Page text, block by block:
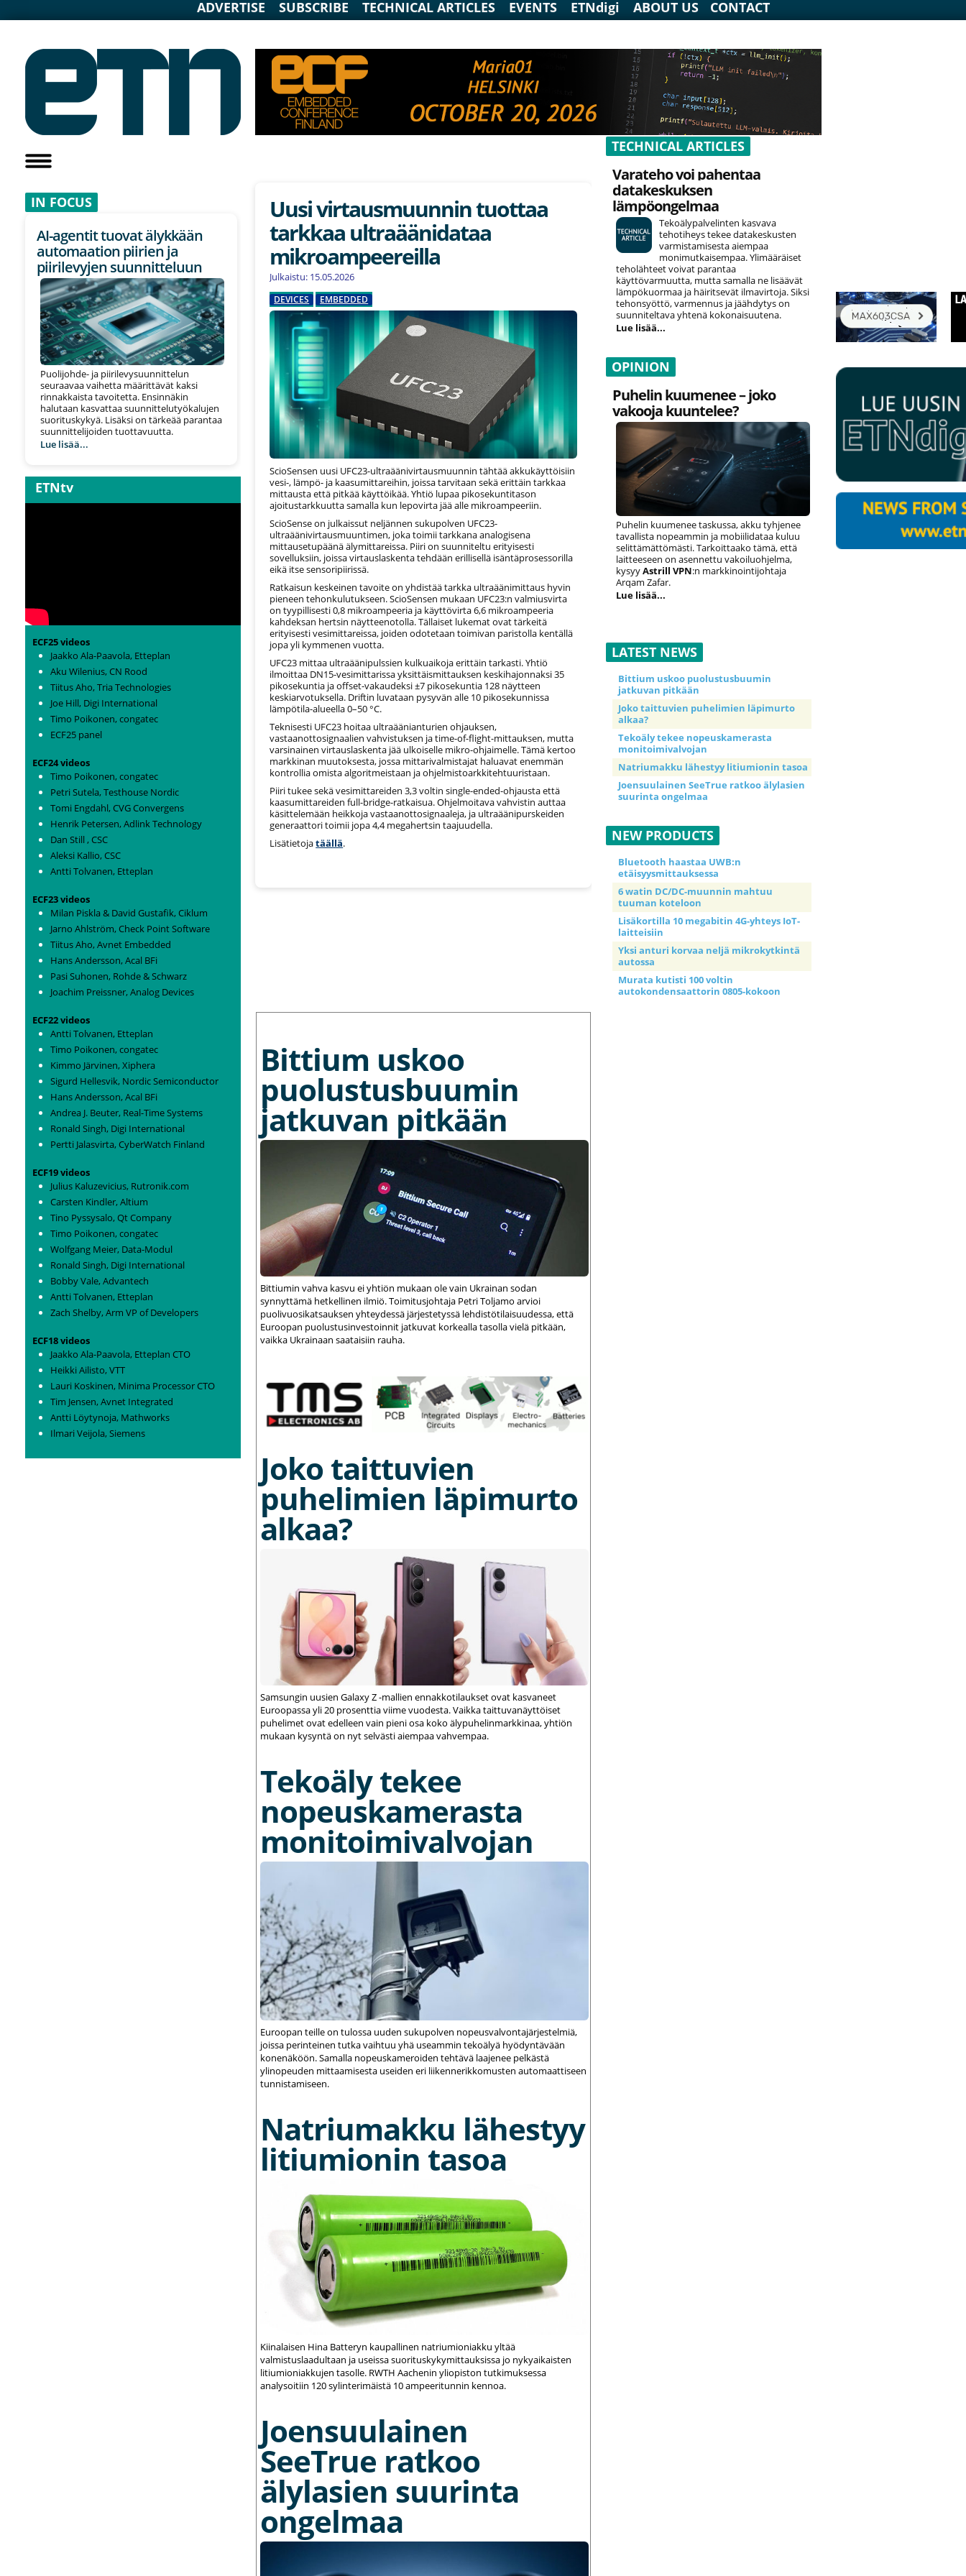
ADVERTISE SUBSCRIBE TECHNICAL ARTICLES EVENTS ETNdigi ABOUT US CONTACT
IN FOCUS
AI-agentit tuovat älykkään
automaation piirien ja
piirilevyjen suunnitteluun
Puolijohde- ja piirilevysuunnittelun
seuraavaa vaihetta määrittävät kaksi
rinnakkaista tavoitetta. Ensinnäkin
halutaan kasvattaa suunnittelutyökalujen
suorituskykyä. Lisäksi on tärkeää parantaa
suunnittelijoiden tuottavuutta.
Lue lisää...
ETNtv
ECF25 videos
Jaakko Ala-Paavola, Etteplan
Aku Wilenius, CN Rood
Tiitus Aho, Tria Technologies
Joe Hill, Digi International
Timo Poikonen, congatec
ECF25 panel
ECF24 videos
Timo Poikonen, congatec
Petri Sutela, Testhouse Nordic
Tomi Engdahl, CVG Convergens
Henrik Petersen, Adlink Technology
Dan Still , CSC
Aleksi Kallio, CSC
Antti Tolvanen, Etteplan
ECF23 videos
Milan Piskla & David Gustafik, Ciklum
Jarno Ahlström, Check Point Software
Tiitus Aho, Avnet Embedded
Hans Andersson, Acal BFi
Pasi Suhonen, Rohde & Schwarz
Joachim Preissner, Analog Devices
ECF22 videos
Antti Tolvanen, Etteplan
Timo Poikonen, congatec
Kimmo Järvinen, Xiphera
Sigurd Hellesvik, Nordic Semiconductor
Hans Andersson, Acal BFi
Andrea J. Beuter, Real-Time Systems
Ronald Singh, Digi International
Pertti Jalasvirta, CyberWatch Finland
ECF19 videos
Julius Kaluzevicius, Rutronik.com
Carsten Kindler, Altium
Tino Pyssysalo, Qt Company
Timo Poikonen, congatec
Wolfgang Meier, Data-Modul
Ronald Singh, Digi International
Bobby Vale, Advantech
Antti Tolvanen, Etteplan
Zach Shelby, Arm VP of Developers
ECF18 videos
Jaakko Ala-Paavola, Etteplan CTO
Heikki Ailisto, VTT
Lauri Koskinen, Minima Processor CTO
Tim Jensen, Avnet Integrated
Antti Löytynoja, Mathworks
Ilmari Veijola, Siemens
Uusi virtausmuunnin tuottaa
tarkkaa ultraäänidataa
mikroampeereilla
Julkaistu: 15.05.2026
DEVICES EMBEDDED
ScioSensen uusi UFC23-ultraäänivirtausmuunnin tähtää akkukäyttöisiin
vesi-, lämpö- ja kaasumittareihin, joissa tarvitaan sekä erittäin tarkkaa
mittausta että pitkää käyttöikää. Yhtiö lupaa pikosekuntitason
ajoitustarkkuutta samalla kun lepovirta jää alle mikroampeeriin.
ScioSense on julkaissut neljännen sukupolven UFC23-
ultraäänivirtausmuuntimen, joka toimii tarkkana analogisena
mittausetupäänä älymittareissa. Piiri on suunniteltu erityisesti
sovelluksiin, joissa virtauslaskenta tehdään erillisellä isäntäprosessorilla
eikä itse sensoripiirissä.
Ratkaisun keskeinen tavoite on yhdistää tarkka ultraäänimittaus hyvin
pieneen tehonkulutukseen. ScioSensen mukaan UFC23:n valmiusvirta
on tyypillisesti 0,8 mikroampeeria ja käyttövirta 6,6 mikroampeeria
kahdeksan hertsin näytteenotolla. Tällaiset lukemat ovat tärkeitä
erityisesti vesimittareissa, joiden odotetaan toimivan paristolla kentällä
jopa yli kymmenen vuotta.
UFC23 mittaa ultraäänipulssien kulkuaikoja erittäin tarkasti. Yhtiö
ilmoittaa DN15-vesimittarissa yksittäismittauksen keskihajonnaksi 35
pikosekuntia ja offset-vakaudeksi ±7 pikosekuntia 128 näytteen
keskiarvotuksella. Driftin luvataan pysyvän alle 10 pikosekunnissa
lämpötila-alueella 0–50 °C.
Teknisesti UFC23 hoitaa ultraäänianturien ohjauksen,
vastaanottosignaalien vahvistuksen ja time-of-flight-mittauksen, mutta
varsinainen virtauslaskenta jää ulkoiselle mikro-ohjaimelle. Tämä kertoo
markkinan muutoksesta, jossa mittarivalmistajat haluavat enemmän
kontrollia omista algoritmeistaan ja ohjelmistoarkkitehtuuristaan.
Piiri tukee sekä vesimittareiden 3,3 voltin single-ended-ohjausta että
kaasumittareiden full-bridge-ratkaisua. Ohjelmoitava vahvistin auttaa
käsittelemään heikkoja vastaanottosignaaleja, ja ultraäänipurskeiden
generaattori toimii jopa 4,4 megahertsin taajuudella.
Lisätietojatäällä.
Bittium uskoo
puolustusbuumin
jatkuvan pitkään
Bittiumin vahva kasvu ei yhtiön mukaan ole vain Ukrainan sodan
synnyttämä hetkellinen ilmiö. Toimitusjohtaja Petri Toljamo arvioi
puolivuosikatsauksen yhteydessä järjestetyssä lehdistötilaisuudessa, että
Euroopan puolustusinvestoinnit jatkuvat korkealla tasolla vielä pitkään,
vaikka Ukrainaan saataisiin rauha.
Joko taittuvien
puhelimien läpimurto
alkaa?
Samsungin uusien Galaxy Z -mallien ennakkotilaukset ovat kasvaneet
Euroopassa yli 20 prosenttia viime vuodesta. Vaikka taittuvanäyttöiset
puhelimet ovat edelleen vain pieni osa koko älypuhelinmarkkinaa, yhtiön
mukaan kysyntä on nyt selvästi aiempaa vahvempaa.
Tekoäly tekee
nopeuskamerasta
monitoimivalvojan
Euroopan teille on tulossa uuden sukupolven nopeusvalvontajärjestelmiä,
joissa perinteinen tutka vaihtuu yhä useammin tekoälyä hyödyntävään
konenäköön. Samalla nopeuskameroiden tehtävä laajenee pelkästä
ylinopeuden mittaamisesta useiden eri liikennerikkomusten automaattiseen
tunnistamiseen.
Natriumakku lähestyy
litiumionin tasoa
Kiinalaisen Hina Batteryn kaupallinen natriumioniakku yltää
valmistuslaadultaan ja useissa suorituskykymittauksissa jo nykyaikaisten
litiumioniakkujen tasolle. RWTH Aachenin yliopiston tutkimuksessa
analysoitiin 120 sylinterimäistä 10 ampeeritunnin kennoa.
Joensuulainen
SeeTrue ratkoo
älylasien suurinta
ongelmaa
TECHNICAL ARTICLES
Varateho voi pahentaa
datakeskuksen
lämpöongelmaa
Tekoälypalvelinten kasvava
tehotiheys tekee datakeskusten
varmistamisesta aiempaa
monimutkaisempaa. Ylimääräiset
teholähteet voivat parantaa
käyttövarmuutta, mutta samalla ne lisäävät
lämpökuormaa ja häiritsevät ilmavirtoja. Siksi
tehonsyöttö, varmennus ja jäähdytys on
suunniteltava yhtenä kokonaisuutena.
Lue lisää...
OPINION
Puhelin kuumenee – joko
vakooja kuuntelee?
Puhelin kuumenee taskussa, akku tyhjenee
tavallista nopeammin ja mobiilidataa kuluu
selittämättömästi. Tarkoittaako tämä, että
laitteeseen on asennettu vakoiluohjelma,
kysyyAstrill VPN:n markkinointijohtaja
Arqam Zafar.
Lue lisää...
LATEST NEWS
Bittium uskoo puolustusbuumin
jatkuvan pitkään
Joko taittuvien puhelimien läpimurto
alkaa?
Tekoäly tekee nopeuskamerasta
monitoimivalvojan
Natriumakku lähestyy litiumionin tasoa
Joensuulainen SeeTrue ratkoo älylasien
suurinta ongelmaa
NEW PRODUCTS
Bluetooth haastaa UWB:n
etäisyysmittauksessa
6 watin DC/DC-muunnin mahtuu
tuuman koteloon
Lisäkortilla 10 megabitin 4G-yhteys IoT-
laitteisiin
Yksi anturi korvaa neljä mikrokytkintä
autossa
Murata kutisti 100 voltin
autokondensaattorin 0805-kokoon